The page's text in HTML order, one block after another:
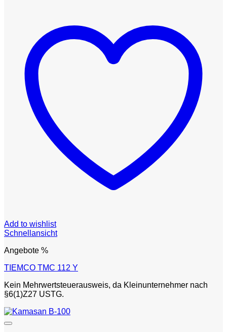
Add to wishlist
Schnellansicht
Angebote %
TIEMCO TMC 112 Y
Kein Mehrwertsteuerausweis, da Kleinunternehmer nach
§6(1)Z27 USTG.